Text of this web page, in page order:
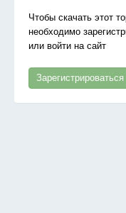
Чтобы скачать этот
необходимо
или войти на сайт
Зарегистрироваться